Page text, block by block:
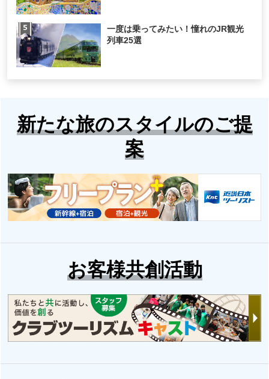
一度は乗ってみたい！憧れのJR観光
列車25選
新たな旅のスタイルのご提
案
お客様共創活動